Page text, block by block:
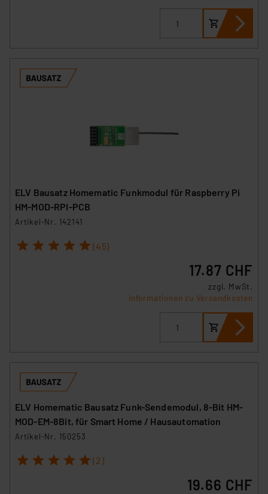
ELV Bausatz Homematic Funkmodul für Raspberry Pi
HM-MOD-RPI-PCB
Artikel-Nr. 142141
1 2 3 4 5 (45)
17.87 CHF
zzgl. MwSt.
Informationen zu Versandkosten
ELV Homematic Bausatz Funk-Sendemodul, 8-Bit HM-
MOD-EM-8Bit, für Smart Home / Hausautomation
Artikel-Nr. 150253
1 2 3 4 5 (2)
19.66 CHF